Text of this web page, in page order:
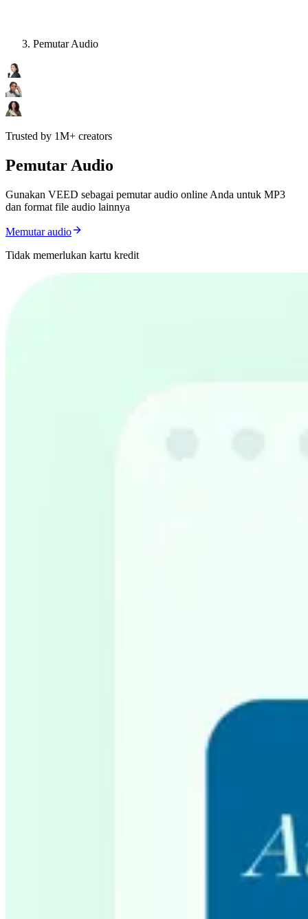
Pemutar Audio
Trusted by 1M+ creators
Pemutar Audio
Gunakan VEED sebagai pemutar audio online Anda untuk MP3
dan format file audio lainnya
Memutar audio
Tidak memerlukan kartu kredit